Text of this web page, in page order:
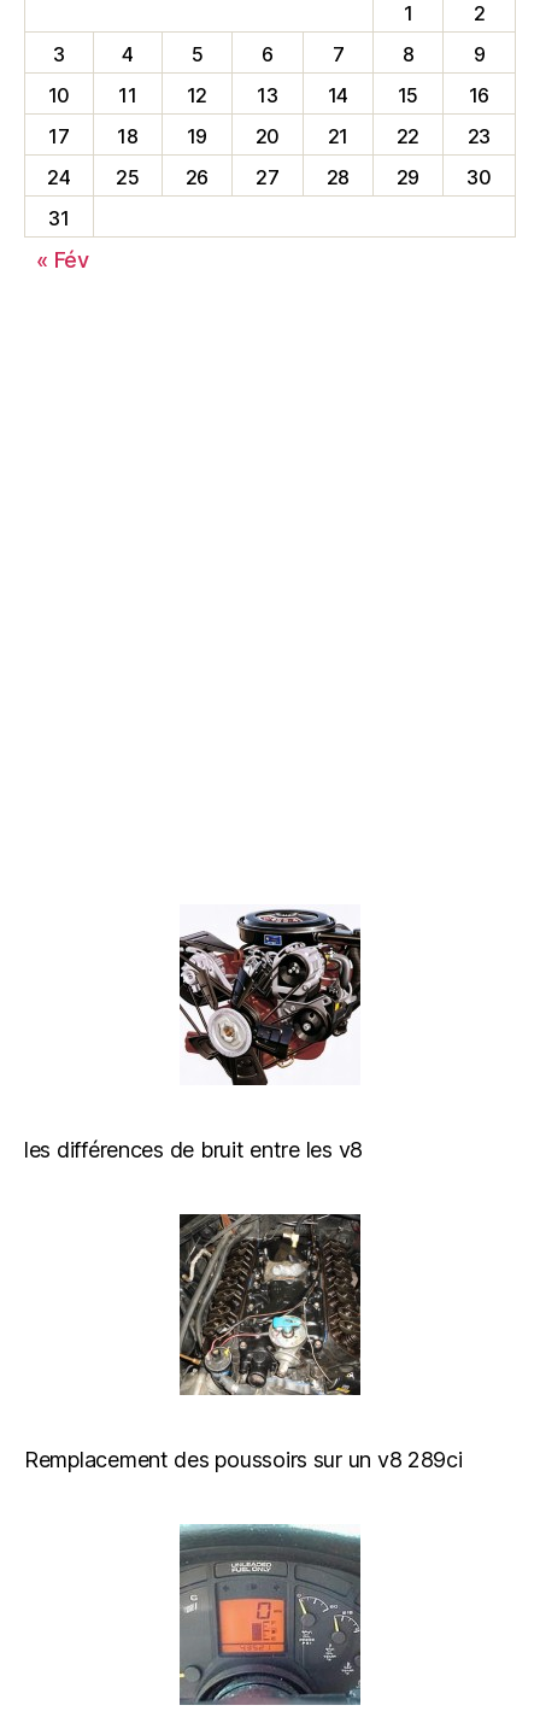
1
2
3
4 5 6 7 8
9
10
11 12 13 14 15
16
17
18 19 20 21 22
23
24
25 26 27 28 29
30
31
« Fév
les différences de bruit entre les v8
Remplacement des poussoirs sur un v8 289ci